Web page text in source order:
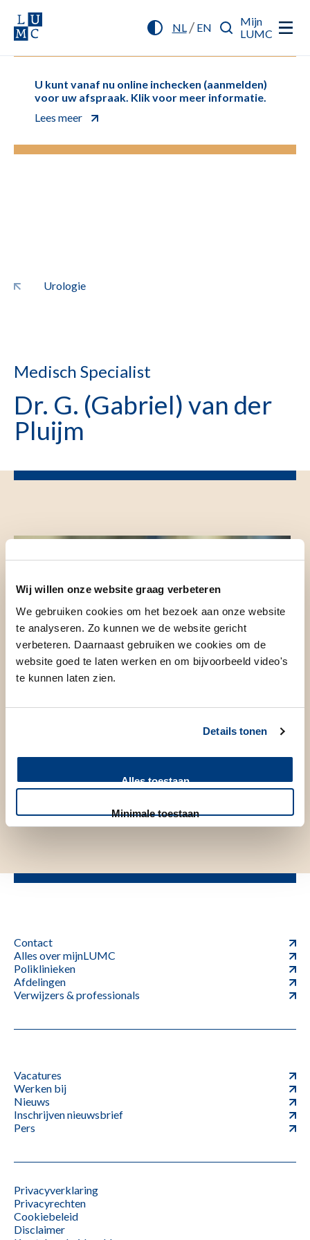
Wij willen onze website graag verbeteren
We gebruiken cookies om het bezoek aan onze website
te analyseren. Zo kunnen we de website gericht
verbeteren. Daarnaast gebruiken we cookies om de
website goed te laten werken en om bijvoorbeeld video's
te kunnen laten zien.
Details tonen
Alles toestaan
Minimale toestaan
NL/ EN
Mijn
LUMC
U kunt vanaf nu online inchecken (aanmelden)
voor uw afspraak. Klik voor meer informatie.
Lees meer
Urologie
Medisch Specialist
Dr. G. (Gabriel) van der
Pluijm
Contact
Alles over mijnLUMC
Poliklinieken
Afdelingen
Verwijzers & professionals
Vacatures
Werken bij
Nieuws
Inschrijven nieuwsbrief
Pers
Privacyverklaring
Privacyrechten
Cookiebeleid
Disclaimer